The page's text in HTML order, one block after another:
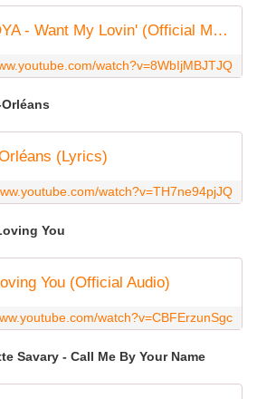
Marvel Riot & MOYA - Want My Lovin' (Official Music Video)
watch?v=8WbIjMBJTJQ
(Lyrics)
watch?v=TH7ne94pjJQ
You
You (Official Audio)
watch?v=CBFErzunSgc
Savary - Call Me By Your Name